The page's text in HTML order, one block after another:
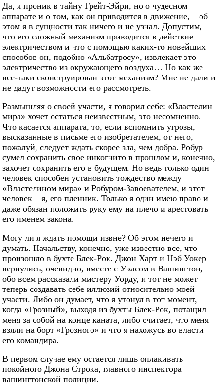
Да, я проник в тайну Грейт-Эйри, но о чудесном
аппарате и о том, как он приводится в движение, – об
этом я в сущности так ничего и не узнал. Допустим,
что его сложный механизм приводится в действие
электричеством и что с помощью каких-то новейших
способов он, подобно «Альбатросу», извлекает это
электричество из окружающего воздуха… Но как же
все-таки сконструирован этот механизм? Мне не дали и
не дадут возможности его рассмотреть.
Размышляя о своей участи, я говорил себе: «Властелин
мира» хочет остаться неизвестным, это несомненно.
Что касается аппарата, то, если вспомнить угрозы,
высказанные в письме его изобретателем, от него,
пожалуй, следует ждать скорее зла, чем добра. Робур
сумел сохранить свое инкогнито в прошлом и, конечно,
захочет сохранить его в будущем. Но ведь только один
человек способен установить тождество между
«Властелином мира» и Робуром-Завоевателем, и этот
человек – я, его пленник. Только я один имею право и
даже обязан положить руку ему на плечо и арестовать
его именем закона.
Могу ли я ждать помощи извне? Об этом нечего и
думать. Начальству, конечно, уже известно все, что
произошло в бухте Блек-Рок. Джон Харт и Нэб Уокер
вернулись, очевидно, вместе с Уэлсом в Вашингтон,
обо всем рассказали мистеру Уорду, и тот не может
теперь создавать себе иллюзий относительно моей
участи. Либо он думает, что я утонул в тот момент,
когда «Грозный», выходя из бухты Блек-Рок, потащил
меня за собой на конце каната, либо считает, что меня
взяли на борт «Грозного» и что я нахожусь во власти
его командира.
В первом случае ему остается лишь оплакивать
покойного Джона Строка, главного инспектора
вашингтонской полиции.